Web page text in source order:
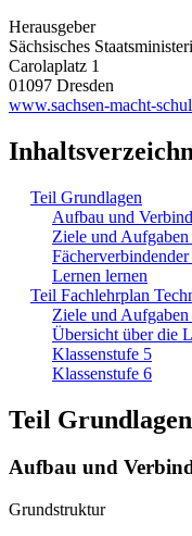
Herausgeber
Sächsisches
Carolaplatz 1
01097 Dresden
www.sachsen-macht-
Teil Grundlagen
Aufbau und
Ziele und
Lernen lernen
Teil Fachlehrplan
Ziele und
Übersicht über die
Klassenstufe 5
Klassenstufe 6
Teil Grundlagen
Aufbau und
Grundstruktur